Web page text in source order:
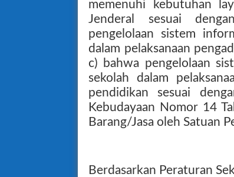
memenuhi kebutuhan
Jenderal sesuai
pengelolaan sistem
dalam pelaksanaan
c) bahwa pengelolaan
sekolah dalam
pendidikan sesuai
Kebudayaan Nomor 14
Barang/Jasa oleh Satuan
Berdasarkan Peraturan